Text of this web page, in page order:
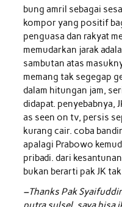
k
p
n
bung amril sebagai
kompor yang positif
penguasa dan rakyat
memudarkan jarak
sambutan atas
memang tak segegap
dalam hitungan jam,
didapat. penyebabnya,
as seen on tv, persis
kurang cair. coba
apalagi Prabowo
pribadi. dari
bukan berarti pak JK
–Thanks Pak